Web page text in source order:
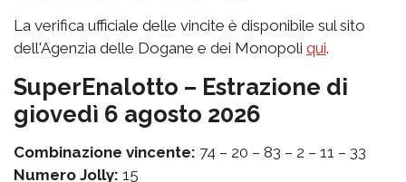
La verifica ufficiale delle vincite è disponibile sul sito
dell'Agenzia delle Dogane e dei Monopoli qui.
SuperEnalotto – Estrazione di
giovedì 6 agosto 2026
Combinazione vincente: 74 – 20 – 83 – 2 – 11 – 33
Numero Jolly: 15